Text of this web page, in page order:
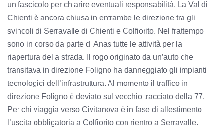
un fascicolo per chiarire eventuali responsabilità. La Val di
Chienti è ancora chiusa in entrambe le direzione tra gli
svincoli di Serravalle di Chienti e Colfiorito. Nel frattempo
sono in corso da parte di Anas tutte le attività per la
riapertura della strada. Il rogo originato da un’auto che
transitava in direzione Foligno ha danneggiato gli impianti
tecnologici dell’infrastruttura. Al momento il traffico in
direzione Foligno è deviato sul vecchio tracciato della 77.
Per chi viaggia verso Civitanova è in fase di allestimento
l’uscita obbligatoria a Colfiorito con rientro a Serravalle.